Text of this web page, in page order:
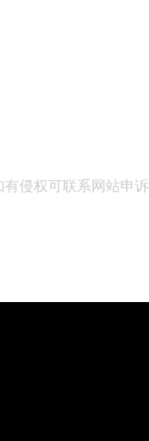
侵权可联系网站申